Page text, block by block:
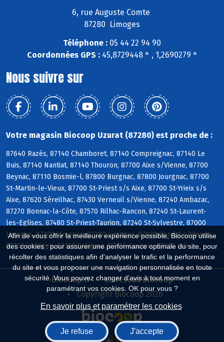
Afin de vous offrir la meilleure expérience possible, Biocoop utilise
des cookies : pour assurer une performance optimale du site, pour
récolter des statistiques afin d'analyser le trafic et la performance
du site et vous proposer une navigation personnalisée en toute
sécurité. Vous pouvez changer d'avis à tout moment en
paramétrant vos cookies. OK pour vous ?
En savoir plus et paramétrer les cookies
Je refuse J'accepte
6, rue Auguste Comte
87280 Limoges
Téléphone : 05 44 22 94 90
Coordonnées GPS :45,8729448 ° , 1,2690279 °
Nous suivre sur
Votre magasin Biocoop Uzurat (87280) est proche de :
87640 Razès, 87140 Chamboret, 87140 Compreignac, 87140 Le
Buis, 87140 Nantiat, 87140 Thouron, 87700 Aixe s/Vienne, 87700
Beynac, 87110 Bosmie-l, 87800 Burgnac, 87800 Jourgnac, 87700
St-Martin-le-Vieux, 87700 St-Priest s/s Aixe, 87700 St-Yrieix s/s
Aixe, 87620 Séreilhac, 87430 Verneuil s/Vienne, 87240 Ambazac,
87270 Bonnac-la-Côte, 87570 Rilhac-Rancon, 87240 St-Laurent-
les-Eglises, 87480 St-Priest-Taurion, 87240 St-Sylvestre, 87000
Limoges, 87100 Limoges, 87280 Limoges, 87920 Condat s/Vienne,
87110 Le Vigen, 87110 Solignac, 87270 Couzeix, 87170 Isle
Biocoop.fr
Le réseau Biocoop
Copyright Biocoop 2026